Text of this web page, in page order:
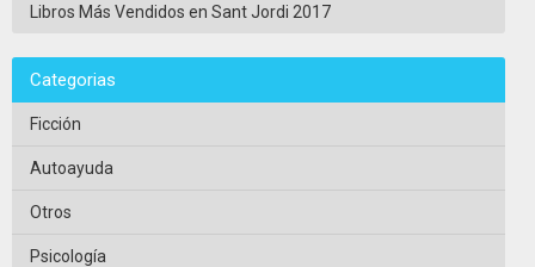
Libros Más Vendidos en Sant Jordi 2017
Categorias
Ficción
Autoayuda
Otros
Psicología